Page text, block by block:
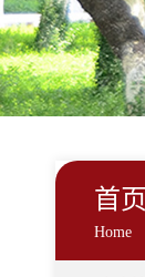
首页
Home